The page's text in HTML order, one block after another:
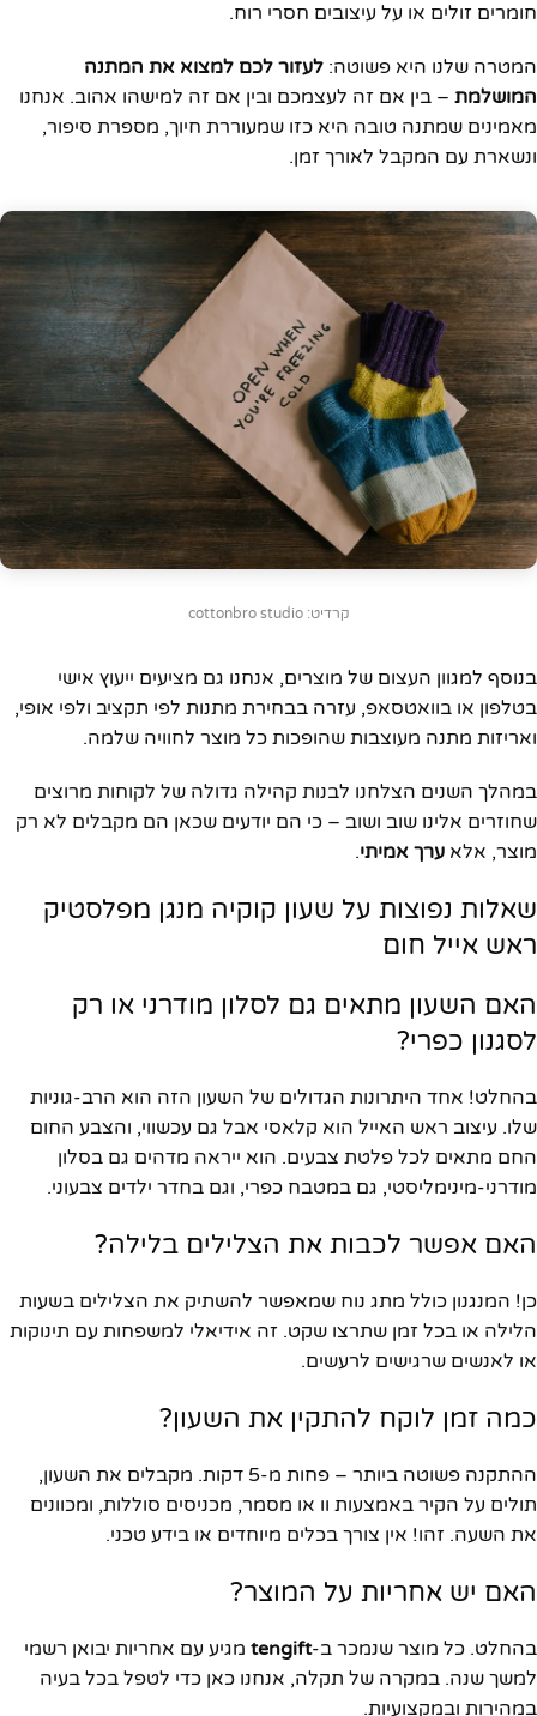
חומרים זולים או על עיצובים חסרי רוח.
המטרה שלנו היא פשוטה: לעזור לכם למצוא את המתנה
המושלמת – בין אם זה לעצמכם ובין אם זה למישהו אהוב. אנחנו
מאמינים שמתנה טובה היא כזו שמעוררת חיוך, מספרת סיפור,
ונשארת עם המקבל לאורך זמן.
קרדיט: cottonbro studio
בנוסף למגוון העצום של מוצרים, אנחנו גם מציעים ייעוץ אישי
בטלפון או בוואטסאפ, עזרה בבחירת מתנות לפי תקציב ולפי אופי,
ואריזות מתנה מעוצבות שהופכות כל מוצר לחוויה שלמה.
במהלך השנים הצלחנו לבנות קהילה גדולה של לקוחות מרוצים
שחוזרים אלינו שוב ושוב – כי הם יודעים שכאן הם מקבלים לא רק
מוצר, אלא ערך אמיתי.
שאלות נפוצות על שעון קוקיה מנגן מפלסטיק
ראש אייל חום
האם השעון מתאים גם לסלון מודרני או רק
לסגנון כפרי?
בהחלט! אחד היתרונות הגדולים של השעון הזה הוא הרב-גוניות
שלו. עיצוב ראש האייל הוא קלאסי אבל גם עכשווי, והצבע החום
החם מתאים לכל פלטת צבעים. הוא ייראה מדהים גם בסלון
מודרני-מינימליסטי, גם במטבח כפרי, וגם בחדר ילדים צבעוני.
האם אפשר לכבות את הצלילים בלילה?
כן! המנגנון כולל מתג נוח שמאפשר להשתיק את הצלילים בשעות
הלילה או בכל זמן שתרצו שקט. זה אידיאלי למשפחות עם תינוקות
או לאנשים שרגישים לרעשים.
כמה זמן לוקח להתקין את השעון?
ההתקנה פשוטה ביותר – פחות מ-5 דקות. מקבלים את השעון,
תולים על הקיר באמצעות וו או מסמר, מכניסים סוללות, ומכוונים
את השעה. זהו! אין צורך בכלים מיוחדים או בידע טכני.
האם יש אחריות על המוצר?
בהחלט. כל מוצר שנמכר ב-tengift מגיע עם אחריות יבואן רשמי
למשך שנה. במקרה של תקלה, אנחנו כאן כדי לטפל בכל בעיה
במהירות ובמקצועיות.